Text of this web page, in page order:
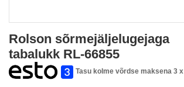
Rolson sõrmejäljelugejaga
tabalukk RL-66855
Tasu kolme võrdse maksena 3 x